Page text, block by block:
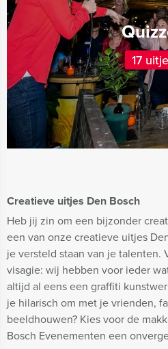
Creatieve uitjes Den Bosch
Heb jij zin om een bijzonder
een van onze creatieve uitjes
je versteld staan van je talenten.
visagie: wij hebben voor ieder
altijd al eens een graffiti
je hilarisch om met je vrienden,
beeldhouwen? Kies voor de
Bosch Evenementen een
17